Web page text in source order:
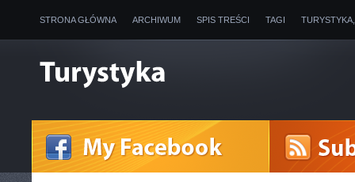
STRONA GŁÓWNA ARCHIWUM SPIS TREŚCI TAGI